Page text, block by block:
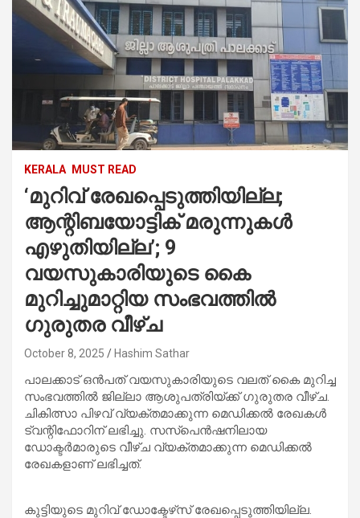
KERALA MUST READ
‘മുറിവ് രേഖപ്പെടുത്തിയില്ല;
ആന്റിബയോട്ടിക് മരുന്നുകള്‍
എഴുതിയില്ല’; 9
വയസുകാരിയുടെ കൈ
മുറിച്ചുമാറ്റിയ സംഭവത്തില്‍
ഗുരുതര വീഴ്ച
October 8, 2025 Hashim Sathar
പാലക്കാട് ഒന്‍പത് വയസുകാരിയുടെ വലത് കൈ മുറിച്ച
സംഭവത്തില്‍ ജില്ലാ ആശുപത്രിയ്ക്ക് ഗുരുതര വീഴ്ച.
ചികിത്സാ പിഴവ് വ്യക്തമാക്കുന്ന മെഡിക്കല്‍ രേഖകള്‍
ട്വന്റിഫോറിന് ലഭിച്ചു. സസ്‌പെന്‍ഷനിലായ
ഡോക്ടര്‍മാരുടെ വീഴ്ച വ്യക്തമാക്കുന്ന മെഡിക്കല്‍
രേഖകളാണ് ലഭിച്ചത്.
കുട്ടിയുടെ മുറിവ് ഡോക്ടേഴ്‌സ് രേഖപ്പെടുത്തിയില്ല.